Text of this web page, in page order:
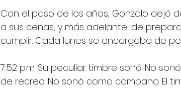
Con el paso de los años, Gonzalo dejó
a sus cenas, y más adelante, de
cumplir. Cada lunes se encargaba de
7:52 p.m. Su peculiar timbre sonó. No
de recreo. No sonó como campana. El